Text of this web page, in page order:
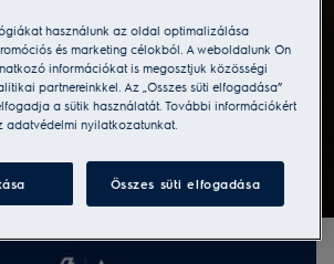
család
szintje, amit már az ajtó kinyitásának
használunk az oldal optimalizálása
és marketing célokból. A weboldalunk Ön
információkat is megosztjuk közösségi
partnereinkkel. Az „Összes süti elfogadása”
a sütik használatát. További információkért
adatvédelmi nyilatkozatunkat.
Összes süti elfogadása